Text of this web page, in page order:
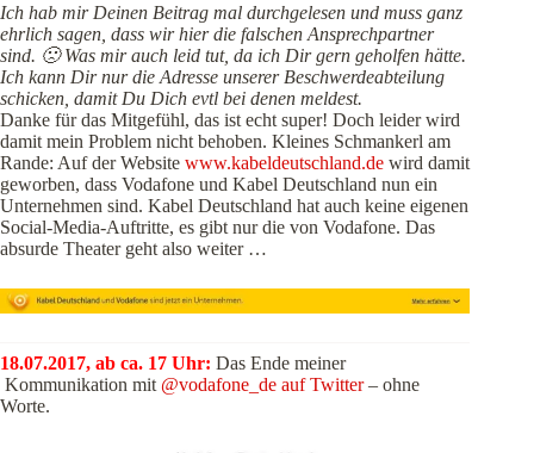
Ich hab mir Deinen Beitrag mal durchgelesen und muss ganz
ehrlich sagen, dass wir hier die falschen Ansprechpartner
sind. 🙁 Was mir auch leid tut, da ich Dir gern geholfen hätte.
Ich kann Dir nur die Adresse unserer Beschwerdeabteilung
schicken, damit Du Dich evtl bei denen meldest.
Danke für das Mitgefühl, das ist echt super! Doch leider wird
damit mein Problem nicht behoben. Kleines Schmankerl am
Rande: Auf der Website www.kabeldeutschland.de wird damit
geworben, dass Vodafone und Kabel Deutschland nun ein
Unternehmen sind. Kabel Deutschland hat auch keine eigenen
Social-Media-Auftritte, es gibt nur die von Vodafone. Das
absurde Theater geht also weiter …
18.07.2017, ab ca. 17 Uhr: Das Ende meiner
Kommunikation mit @vodafone_de auf Twitter– ohne
Worte.